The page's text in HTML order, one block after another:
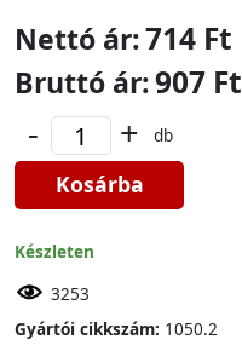
Nettó ár:714 Ft
Bruttó ár:907 Ft
- + db
Kosárba
Készleten
3253
Gyártói cikkszám: 1050.2